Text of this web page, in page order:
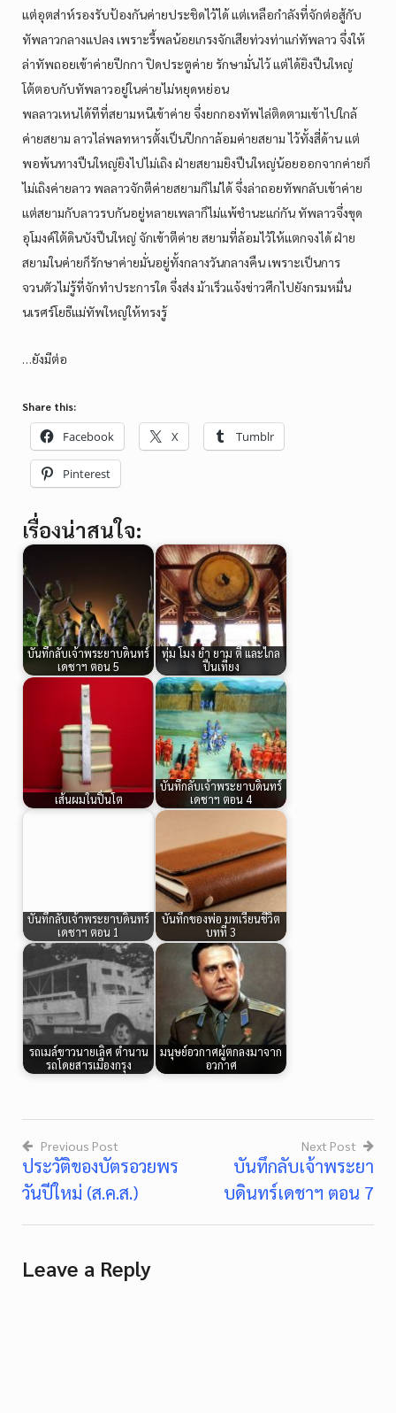
แต่อุตส่าห์รองรับป้องกันค่ายประชิดไว้ได้ แต่เหลือกำลังที่จักต่อสู้กับ
ทัพลาวกลางแปลง เพราะรี้พลน้อยเกรงจักเสียท่วงท่าแก่ทัพลาว จึ่งให้
ล่าทัพถอยเข้าค่ายปีกกา ปิดประตูค่าย รักษามั่นไว้ แต่ได้ยิงปืนใหญ่
โต้ตอบกับทัพลาวอยู่ในค่ายไม่หยุดหย่อน
พลลาวเหนได้ทีที่สยามหนีเข้าค่าย จึ่งยกกองทัพไล่ติดตามเข้าไปใกล้
ค่ายสยาม ลาวไล่พลทหารตั้งเป็นปีกกาล้อมค่ายสยาม ไว้ทั้งสี่ด้าน แต่
พอพ้นทางปืนใหญ่ยิงไปไม่เถิง ฝ่ายสยามยิงปืนใหญ่น้อยออกจากค่ายก็
ไม่เถิงค่ายลาว พลลาวจักตีค่ายสยามก็ไม่ได้ จึ่งล่าถอยทัพกลับเข้าค่าย
แต่สยามกับลาวรบกันอยู่หลายเพลาก็ไม่แพ้ชำนะแก่กัน ทัพลาวจึ่งขุด
อุโมงค์ใต้ดินบังปืนใหญ่ จักเข้าตีค่าย สยามที่ล้อมไว้ให้แตกจงได้ ฝ่าย
สยามในค่ายก็รักษาค่ายมั่นอยู่ทั้งกลางวันกลางคืน เพราะเป็นการ
จวนตัวไม่รู้ที่จักทำประการใด จึ่งส่ง ม้าเร็วแจ้งข่าวศึกไปยังกรมหมื่น
นเรศร์โยธีแม่ทัพใหญ่ให้ทรงรู้
…ยังมีต่อ
Share this:
Facebook X Tumblr
Pinterest
เรื่องน่าสนใจ:
บันทึกลับเจ้าพระยาบดินทร์
เดชาฯ ตอน 5
ทุ่ม โมง ย่ำ ยาม ตี และไกล
ปืนเที่ยง
เส้นผมในปิ่นโต
บันทึกลับเจ้าพระยาบดินทร์
เดชาฯ ตอน 4
บันทึกลับเจ้าพระยาบดินทร์
เดชาฯ ตอน 1
บันทึกของพ่อ บทเรียนชีวิต
บทที่ 3
รถเมล์ขาวนายเลิศ ตำนาน
รถโดยสารเมืองกรุง
มนุษย์อวกาศผู้ตกลงมาจาก
อวกาศ
Post
navigation
Previous Post
ประวัติของบัตรอวยพร
วันปีใหม่ (ส.ค.ส.)
Next Post
บันทึกลับเจ้าพระยา
บดินทร์เดชาฯ ตอน 7
Leave a Reply